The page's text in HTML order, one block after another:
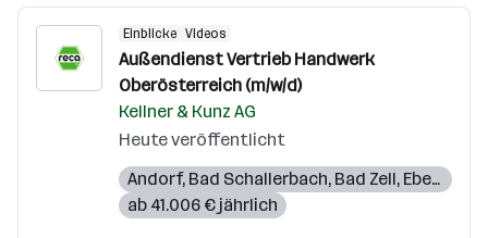
Einblicke Videos
Außendienst Vertrieb Handwerk
Oberösterreich (m/w/d)
Kellner & Kunz AG
Heute veröffentlicht
Andorf, Bad Schallerbach, Bad Zell, Eberstalzell
ab 41.006 € jährlich